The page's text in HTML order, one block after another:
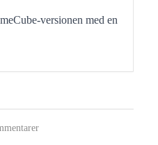
versionen med en